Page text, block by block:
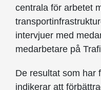
centrala för arbetet
intervjuer med
medarbetare på
De resultat som har
indikerar att